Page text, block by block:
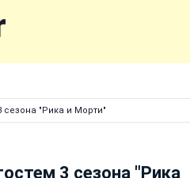
сезона "Рика и Морти"
3 сезона "Рика